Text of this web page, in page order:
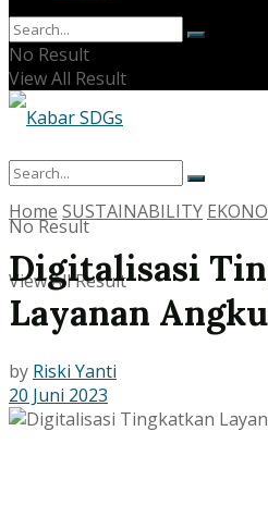
No Result
View All Result
No Result
View All Result
Home SUSTAINABILITY
Digitalisasi
Layanan
by Riski Yanti
20 Juni 2023